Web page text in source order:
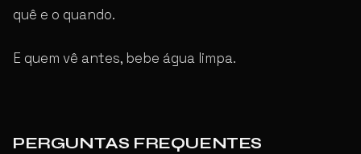
quê e o quando.
E quem vê antes, bebe água limpa.
PERGUNTAS FREQUENTES